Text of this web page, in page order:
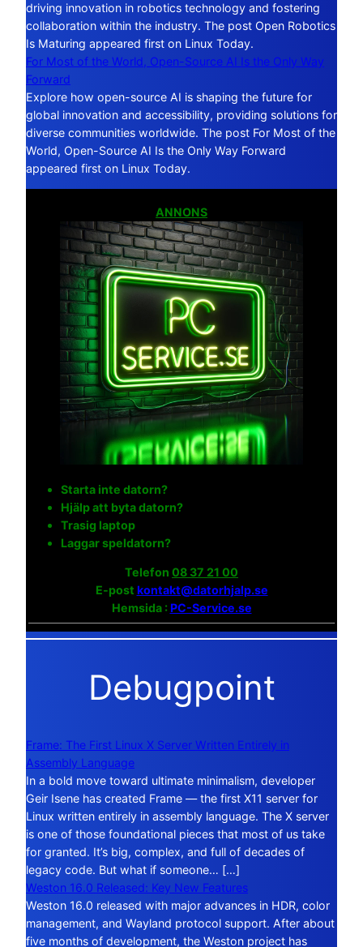
driving innovation in robotics technology and fostering
collaboration within the industry. The post Open Robotics
Is Maturing appeared first on Linux Today.
For Most of the World, Open-Source AI Is the Only Way
Forward
Explore how open-source AI is shaping the future for
global innovation and accessibility, providing solutions for
diverse communities worldwide. The post For Most of the
World, Open-Source AI Is the Only Way Forward
appeared first on Linux Today.
ANNONS
Starta inte datorn?
Hjälp att byta datorn?
Trasig laptop
Laggar speldatorn?
Telefon 08 37 21 00
E-post kontakt@datorhjalp.se
Hemsida :PC-Service.se
Debugpoint
Frame: The First Linux X Server Written Entirely in
Assembly Language
In a bold move toward ultimate minimalism, developer
Geir Isene has created Frame — the first X11 server for
Linux written entirely in assembly language. The X server
is one of those foundational pieces that most of us take
for granted. It’s big, complex, and full of decades of
legacy code. But what if someone… […]
Weston 16.0 Released: Key New Features
Weston 16.0 released with major advances in HDR, color
management, and Wayland protocol support. After about
five months of development, the Weston project has